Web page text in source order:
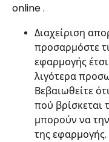
online .
Διαχείριση
προσαρμόστε
εφαρμογής
λιγότερα
Βεβαιωθείτε
πού βρίσκεται
μπορούν να
της εφαρμογής.